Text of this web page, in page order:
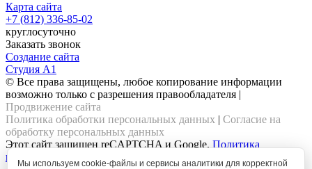
Карта сайта
+7 (812) 336-85-02
круглосуточно
Заказать звонок
Создание сайта
Студия А1
© Все права защищены, любое копирование информации
возможно только с разрешения правообладателя |
Продвижение сайта
Политика обработки персональных данных | Согласие на
обработку персональных данных
Этот сайт защищен reCAPTCHA и Google. Политика
конфиденциальности Google
Условия использования Google
Мы используем cookie-файлы и сервисы аналитики для корректной